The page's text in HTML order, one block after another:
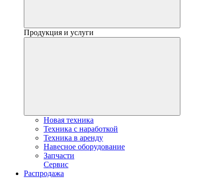
Продукция и услуги
Новая техника
Техника с наработкой
Техника в аренду
Навесное оборудование
Запчасти
Сервис
Распродажа